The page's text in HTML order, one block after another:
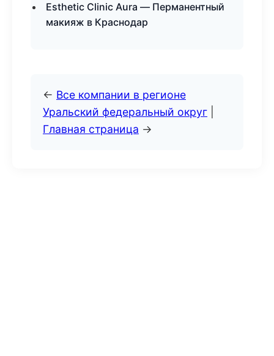
Esthetic Clinic Aura — Перманентный
макияж в Краснодар
← Все компании в регионе
Уральский федеральный округ
Главная страница →